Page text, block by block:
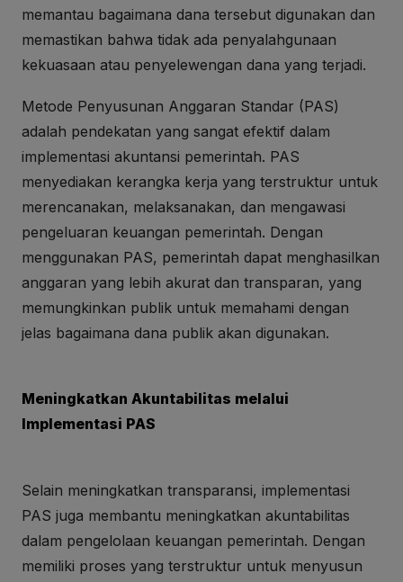
memantau bagaimana dana tersebut digunakan dan
memastikan bahwa tidak ada penyalahgunaan
kekuasaan atau penyelewengan dana yang terjadi.
Metode Penyusunan Anggaran Standar (PAS)
adalah pendekatan yang sangat efektif dalam
implementasi akuntansi pemerintah. PAS
menyediakan kerangka kerja yang terstruktur untuk
merencanakan, melaksanakan, dan mengawasi
pengeluaran keuangan pemerintah. Dengan
menggunakan PAS, pemerintah dapat menghasilkan
anggaran yang lebih akurat dan transparan, yang
memungkinkan publik untuk memahami dengan
jelas bagaimana dana publik akan digunakan.
Meningkatkan Akuntabilitas melalui
Implementasi PAS
Selain meningkatkan transparansi, implementasi
PAS juga membantu meningkatkan akuntabilitas
dalam pengelolaan keuangan pemerintah. Dengan
memiliki proses yang terstruktur untuk menyusun